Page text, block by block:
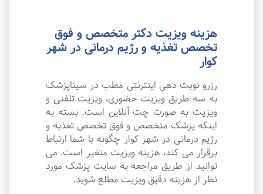
هزینه ویزیت دکتر متخصص و فوق
تخصص تغذیه و رژیم درمانی در شهر
کوار
رزرو نوبت دهی اینترنتی مطب در سیناپزشک
به سه طریق ویزیت حضوری، ویزیت تلفنی و
ویزیت به صورت چت آنلاین است. بسته به
اینکه پزشک متخصص و فوق تخصص تغذیه و
رژیم درمانی در شهر کوار چگونه با شما ارتباط
برقرار می کند، هزینه ویزیت متغیر است. می
توانید از طریق مراجعه به سایت پزشک مورد
نظر از هزینه دقیق ویزیت مطلع شوید.